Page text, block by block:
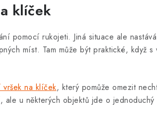
klíček
pomocí rukojeti. Jiná situace ale
míst. Tam může být praktické, když
vršek na klíček, který pomůže omezit
u některých objektů jde o